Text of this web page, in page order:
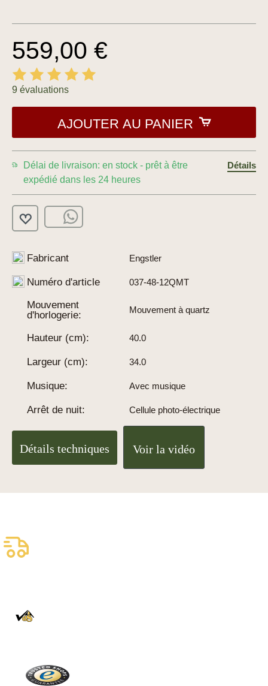
559,00 €
9 évaluations
AJOUTER AU PANIER
Délai de livraison: en stock - prêt à être
expédié dans les 24 heures
Détails
Fabricant Engstler
Numéro d'article 037-48-12QMT
Mouvement
d'horlogerie:
Mouvement à quartz
Hauteur (cm): 40.0
Largeur (cm): 34.0
Musique: Avec musique
Arrêt de nuit: Cellule photo-électrique
Détails techniques Voir la vidéo